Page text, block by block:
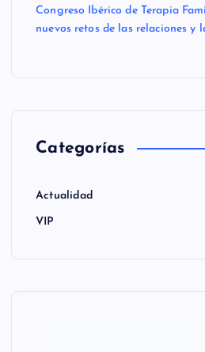
Congreso Ibérico de Terapia
nuevos retos de las relaciones y
Categorías
Actualidad
VIP